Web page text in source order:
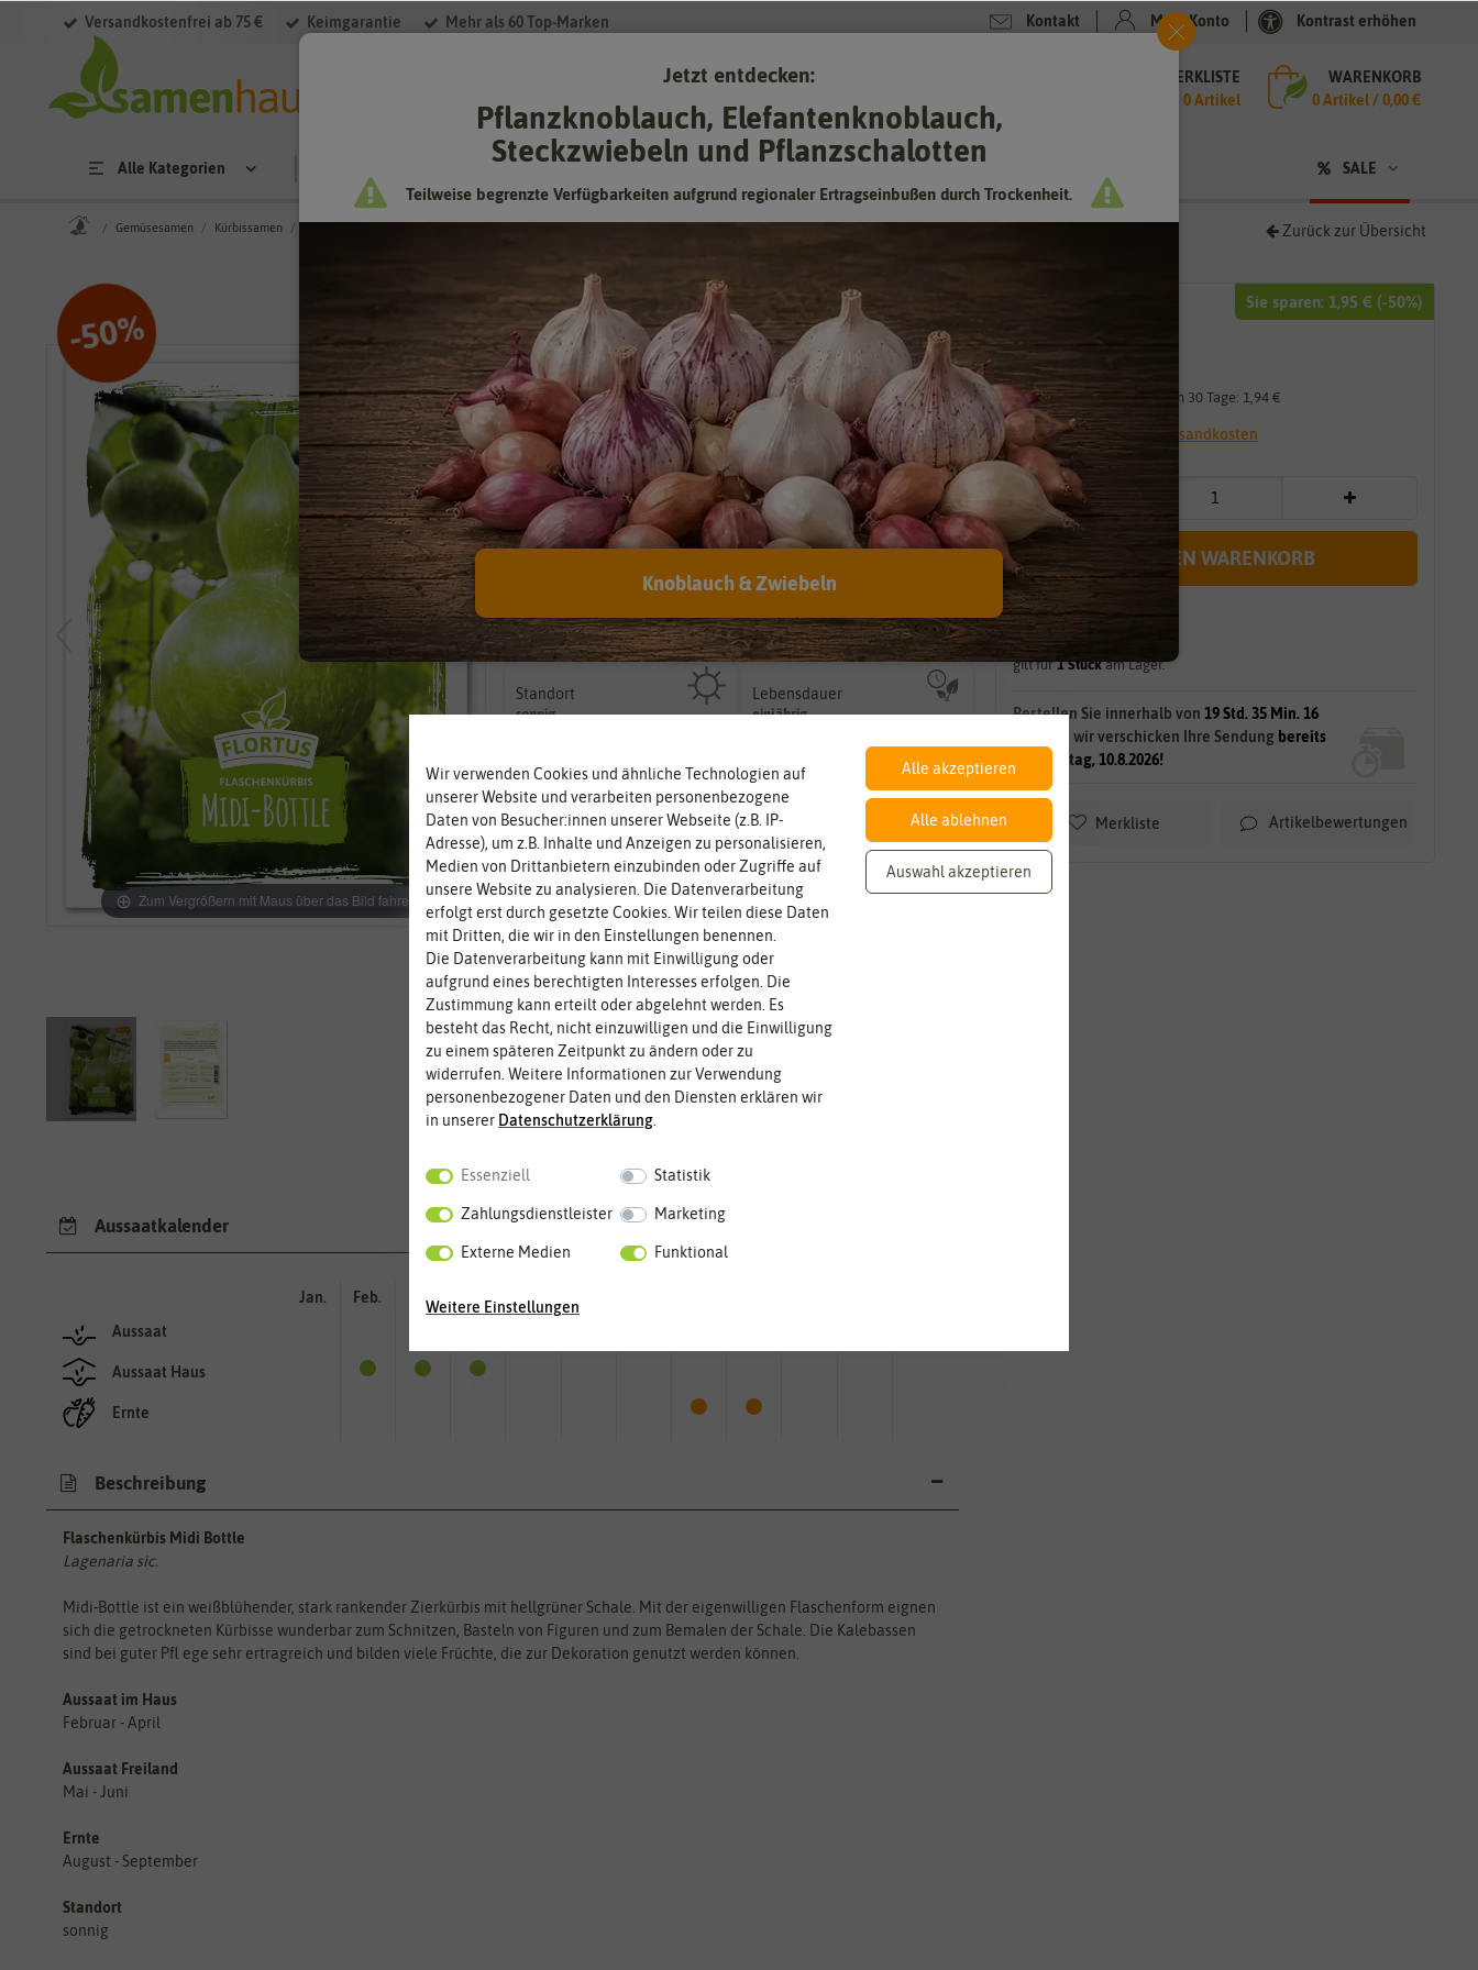
Versandkostenfrei ab 75 € Keimgarantie Mehr als 60 Top-Marken Kontakt Mein Konto Kontrast erhöhen
MERKLISTE
0 Artikel
WARENKORB
0Artikel /0,00 €
Alle Kategorien SALE
Gemüsesamen Kürbissamen Zurück zur Übersicht
Zum Vergrößern mit Maus über das Bild fahren
-50%
Sie sparen: 1,95 € (-50%)
1,95 €
Niedrigster Preis der letzten 30 Tage: 1,94 €
* inkl. 7% MwSt. zzgl. Versandkosten
IN DEN WARENKORB
sofort lieferbar
gilt für1Stückam Lager.
Bestellen Sie innerhalb von 19 Std. 35 Min. 15
und wir verschicken Ihre Sendung bereits
am Montag, 10.8.2026!
Merkliste Artikelbewertungen
Flaschenkürbis Midi Bottle
Hersteller:
FLORTUS
Artikelnummer:
2000-1191
EAN:
4251535429774
Inhalt
Der botanische (lateinische)
Bestimmung der Pflanze.
Standort
sonnig
Pflanze? (schattig, halbschattig,
sonnig, vollsonnig)
Winterhart
nein
Pflanzen, die im Freien ohne
Probleme überwintern können.
Wuchshöhe
40-60 cm
Die ausgewachsene Pflanze kann
unter Idealumständen diese
Größe erreichen.
Keimtemperatur
min. 22 °C
Welcher Temperatur­bereich ist
für die Keimung des Samenkorns
am idealsten?
Lebensdauer
einjährig
einjährig, zweijährig oder
mehrjährig.
Fruchtfarbe
grün
Die Farbe der reifen Frucht, die
Aussaatkalender
Aussaat
Aussaat Haus
Ernte
Jan. Feb. Mär. Apr. Mai
Beschreibung
Flaschenkürbis Midi Bottle
Lagenaria sic.
Midi-Bottle ist ein weißblühender, stark rankender Zierkürbis mit hellgrüner Schale. Mit der eigenwilligen Flaschenform eignen
sich die getrockneten Kürbisse wunderbar zum Schnitzen, Basteln von Figuren und zum Bemalen der Schale. Die Kalebassen
sind bei guter Pfl ege sehr ertragreich und bilden viele Früchte, die zur Dekoration genutzt werden können.
Aussaat im Haus
Februar - April
Aussaat Freiland
Mai - Juni
Ernte
August - September
Standort
sonnig
Wir verwenden Cookies und ähnliche Technologien auf
unserer Website und verarbeiten personenbezogene
Daten von Besucher:innen unserer Webseite (z.B. IP-
Adresse), um z.B. Inhalte und Anzeigen zu personalisieren,
Medien von Drittanbietern einzubinden oder Zugriffe auf
unsere Website zu analysieren. Die Datenverarbeitung
erfolgt erst durch gesetzte Cookies. Wir teilen diese Daten
mit Dritten, die wir in den Einstellungen benennen.
Die Datenverarbeitung kann mit Einwilligung oder
aufgrund eines berechtigten Interesses erfolgen. Die
Zustimmung kann erteilt oder abgelehnt werden. Es
besteht das Recht, nicht einzuwilligen und die Einwilligung
zu einem späteren Zeitpunkt zu ändern oder zu
widerrufen. Weitere Informationen zur Verwendung
personenbezogener Daten und den Diensten erklären wir
in unserer Daten­schutz­erklärung.
Essenziell Statistik
Zahlungsdienstleister Marketing
Externe Medien Funktional
Weitere Einstellungen
Alle akzeptieren
Alle ablehnen
Auswahl akzeptieren
Jetzt entdecken:
Pflanzknoblauch, Elefantenknoblauch,
Steckzwiebeln und Pflanzschalotten
Teilweise begrenzte Verfügbarkeiten aufgrund regionaler Ertragseinbußen durch Trockenheit.
Knoblauch & Zwiebeln